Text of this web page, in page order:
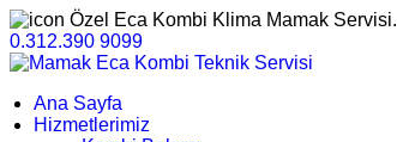
Özel Eca Kombi Klima Mamak Servisi.
0.312.390 9099
Ana Sayfa
Hizmetlerimiz